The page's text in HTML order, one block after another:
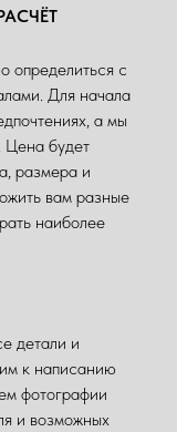
определиться с
Для начала
а мы
Цена будет
размера и
вам разные
наиболее
детали и
к написанию
фотографии
и возможных